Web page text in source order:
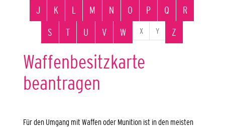
J
K L M N O P Q
R
S
T U V W X Y Z
Waffenbesitzkarte
beantragen
Für den Umgang mit Waffen oder Munition ist in den meisten